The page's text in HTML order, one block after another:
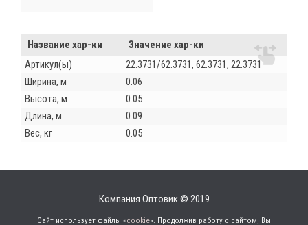
Название хар-ки
Значение хар-ки
Артикул(ы)
22.3731/62.3731, 62.3731, 22.3731
Ширина, м
0.06
Высота, м
0.05
Длина, м
0.09
Вес, кг
0.05
Компания Оптовик © 2019
Сайт использует файлы «cookie». Продолжив работу с сайтом, Вы